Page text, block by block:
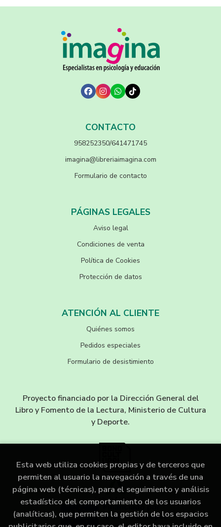
CONTACTO
958252350/641471745
imagina@libreriaimagina.com
Formulario de contacto
PÁGINAS LEGALES
Aviso legal
Condiciones de venta
Política de Cookies
Protección de datos
ATENCIÓN AL CLIENTE
Quiénes somos
Pedidos especiales
Formulario de desistimiento
Proyecto financiado por la Dirección General del
Libro y Fomento de la Lectura, Ministerio de Cultura
y Deporte.
Esta web utiliza cookies propias y de terceros que
permiten al usuario la navegación a través de una
página web (técnicas), para el seguimiento y análisis
estadístico del comportamiento de los usuarios
(analíticas), que permiten la gestión de los espacios